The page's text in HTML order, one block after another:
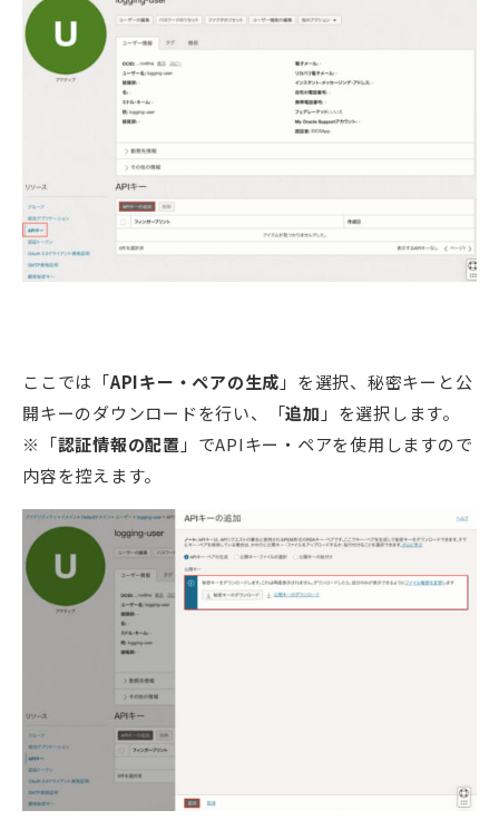
ここでは「APIキー・ペアの生成 」を選択、秘密キーと公
開キーのダウンロードを行い、「追加 」を選択します。
※「認証情報の配置 」でAPIキー・ペアを使用しますので
内容を控えます。